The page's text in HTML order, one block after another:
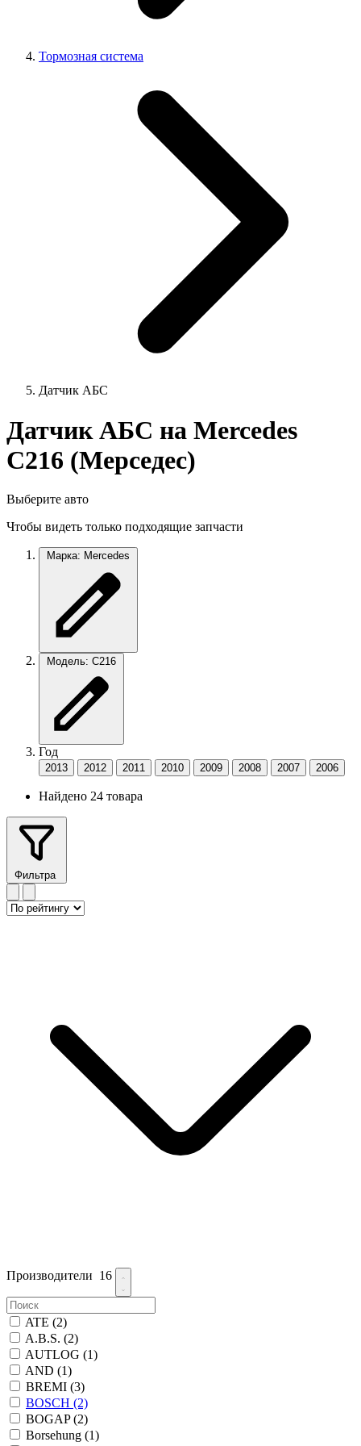
Тормозная система
Датчик АБС
Датчик АБС на Mercedes
C216 (Мерседес)
Выберите авто
Чтобы видеть только подходящие запчасти
Марка: Mercedes
Модель: C216
Год
2013 2012 2011 2010 2009 2008 2007 2006
Найдено 24 товара
Фильтра
Производители 16
ATE (2)
A.B.S. (2)
AUTLOG (1)
AND (1)
BREMI (3)
BOSCH (2)
BOGAP(2)
Borsehung (1)